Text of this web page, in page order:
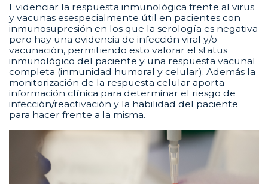
Evidenciar la respuesta inmunológica frente al virus
y vacunas esespecialmente útil en pacientes con
inmunosupresión en los que la serología es negativa
pero hay una evidencia de infección viral y/o
vacunación, permitiendo esto valorar el status
inmunológico del paciente y una respuesta vacunal
completa (inmunidad humoral y celular). Además la
monitorización de la respuesta celular aporta
información clínica para determinar el riesgo de
infección/reactivación y la habilidad del paciente
para hacer frente a la misma.